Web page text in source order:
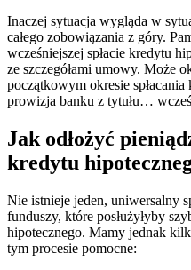
Inaczej sytuacja wygląda w
całego zobowiązania z góry.
wcześniejszej spłacie kredytu
ze szczegółami umowy. Może
początkowym okresie
prowizja banku z tytułu…
Jak odłożyć
kredytu
Nie istnieje jeden, uniwersalny
funduszy, które posłużyłyby
hipotecznego. Mamy jednak
tym procesie pomocne: